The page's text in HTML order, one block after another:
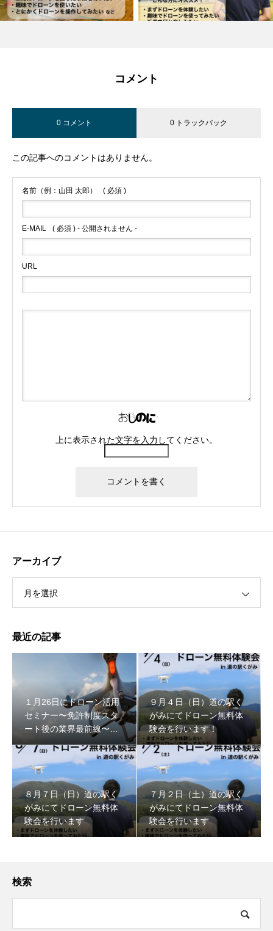
コメント
0 コメント 0 トラックバック
この記事へのコメントはありません。
名前（例：山田 太郎） ( 必須 )
E-MAIL ( 必須 ) - 公開されません -
URL
上に表示された文字を入力してください。
アーカイブ
月を選択
最近の記事
１月26日にドローン活用
セミナー〜免許制度スタ
ート後の業界最前線〜を
９月４日（日）道の駅く
がみにてドローン無料体
験会を行います！
８月７日（日）道の駅く
がみにてドローン無料体
験会を行います
７月２日（土）道の駅く
がみにてドローン無料体
験会を行います
検索